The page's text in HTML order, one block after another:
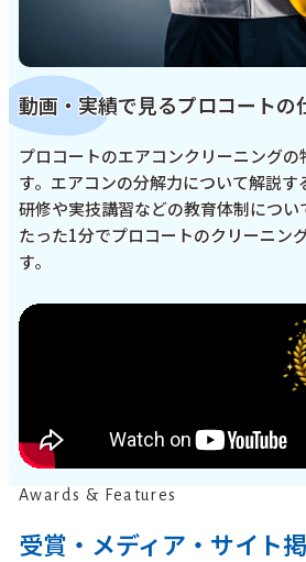
動画・実績で見るプロコートの
プロコートのエアコンクリーニング
す。エアコンの分解力について解説す
研修や実技講習などの教育体制につい
たった1分でプロコートのクリーニン
す。
Awards & Features
受賞・メディア・サイト